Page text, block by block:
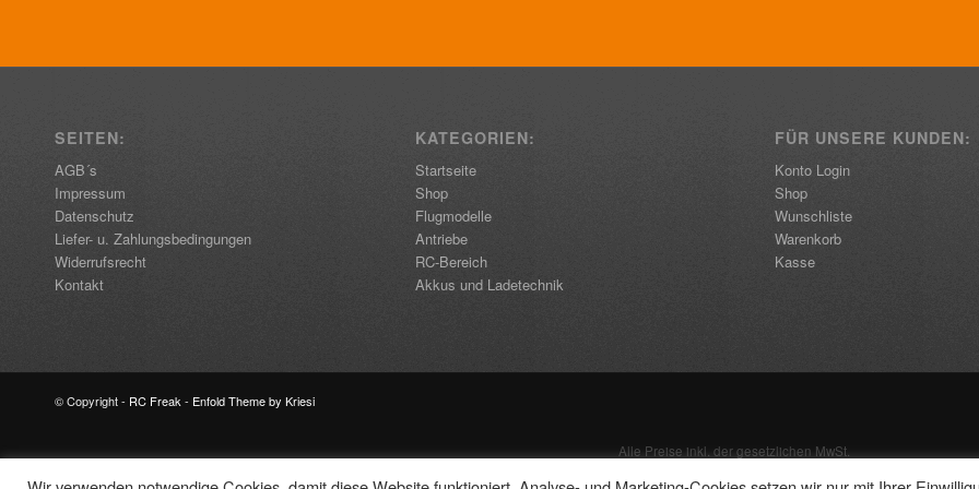
SEITEN:
AGB´s
Impressum
Datenschutz
Liefer- u. Zahlungsbedingungen
Widerrufsrecht
Kontakt
KATEGORIEN:
Startseite
Shop
Flugmodelle
Antriebe
RC-Bereich
Akkus und Ladetechnik
FÜR UNSERE KUNDEN:
Konto Login
Shop
Wunschliste
Warenkorb
Kasse
© Copyright - RC Freak - Enfold Theme by Kriesi
Alle Preise inkl. der gesetzlichen MwSt.